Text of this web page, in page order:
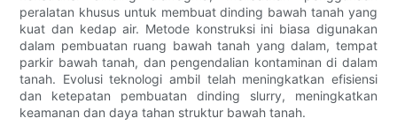
peralatan khusus untuk membuat dinding bawah tanah yang
kuat dan kedap air. Metode konstruksi ini biasa digunakan
dalam pembuatan ruang bawah tanah yang dalam, tempat
parkir bawah tanah, dan pengendalian kontaminan di dalam
tanah. Evolusi teknologi ambil telah meningkatkan efisiensi
dan ketepatan pembuatan dinding slurry, meningkatkan
keamanan dan daya tahan struktur bawah tanah.